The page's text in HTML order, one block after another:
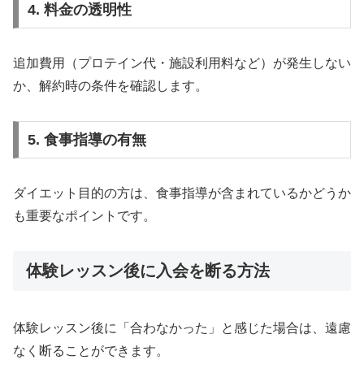
4. 料金の透明性
追加費用（プロテイン代・施設利用料など）が発生しない
か、解約時の条件を確認します。
5. 食事指導の有無
ダイエット目的の方は、食事指導が含まれているかどうか
も重要なポイントです。
体験レッスン後に入会を断る方法
体験レッスン後に「合わなかった」と感じた場合は、遠慮
なく断ることができます。